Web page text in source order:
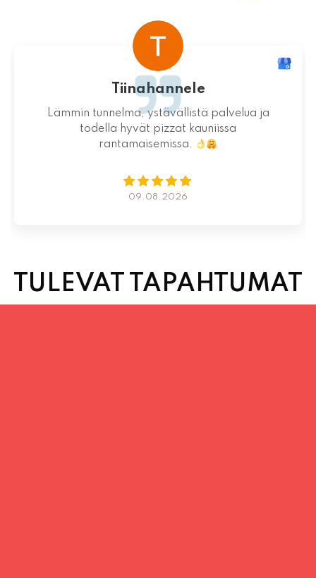
Tiinahannele
Lämmin tunnelma, ystävällistä palvelua ja
todella hyvät pizzat kauniissa
rantamaisemissa.
09.08.2026
TULEVAT TAPAHTUMAT